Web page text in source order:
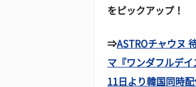
をピックアップ！
⇒ASTROチャウヌ
マ『ワンダフルデ
11日より韓国同時